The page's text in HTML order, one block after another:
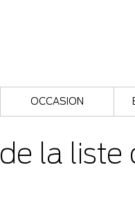
OCCASION
la liste